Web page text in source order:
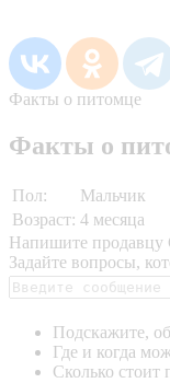
Факты о питомце
Факты о
Пол:
Мальчик
Возраст: 4 месяца
Напишите продавцу
Задайте вопросы,
Подскажите,
Где и когда
Сколько стоит